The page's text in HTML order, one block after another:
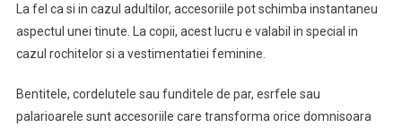
La fel ca si in cazul adultilor, accesoriile pot schimba instantaneu
aspectul unei tinute. La copii, acest lucru e valabil in special in
cazul rochitelor si a vestimentatiei feminine.
Bentitele, cordelutele sau funditele de par, esrfele sau
palarioarele sunt accesoriile care transforma orice domnisoara